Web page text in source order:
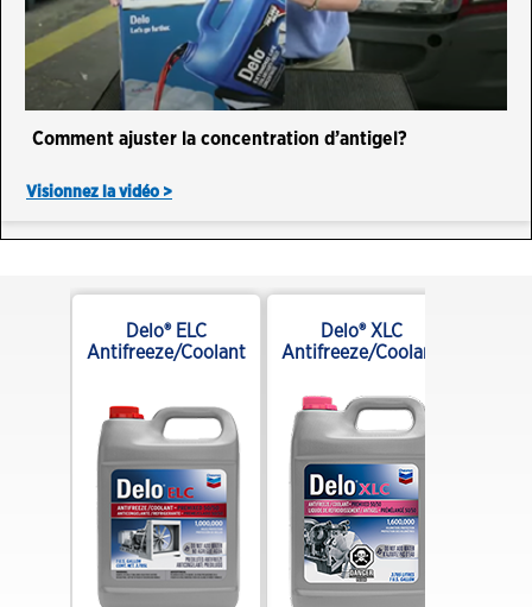
Comment ajuster la concentration d’antigel?
Visionnez la vidéo >
Delo® ELC
Antifreeze/Coolant
Delo® XLC
Antifreeze/Coolant